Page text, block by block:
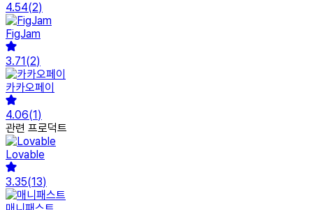
4.54(2)
FigJam
3.71(2)
카카오페이
4.06(1)
관련 프로덕트
Lovable
3.35(13)